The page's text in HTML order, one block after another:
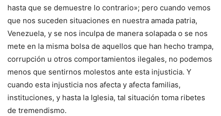
hasta que se demuestre lo contrario»; pero cuando vemos
que nos suceden situaciones en nuestra amada patria,
Venezuela, y se nos inculpa de manera solapada o se nos
mete en la misma bolsa de aquellos que han hecho trampa,
corrupción u otros comportamientos ilegales, no podemos
menos que sentirnos molestos ante esta injusticia. Y
cuando esta injusticia nos afecta y afecta familias,
instituciones, y hasta la Iglesia, tal situación toma ribetes
de tremendismo.